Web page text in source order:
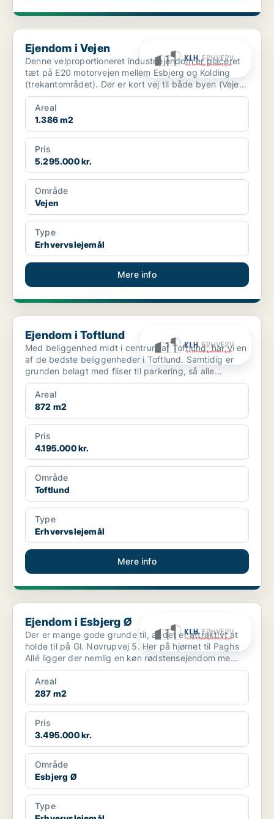
Ejendom i Vejen
Ejendom i Vejen
Denne velproportioneret industriejendom er placeret
tæt på E20 motorvejen mellem Esbjerg og Kolding
(trekantområdet). Der er kort vej til både byen (Vejen)
o...
Areal
1.386 m2
Pris
5.295.000 kr.
Område
Vejen
Type
Erhvervslejemål
Mere info
Ejendom i Toftlund
Ejendom i Toftlund
Med beliggenhed midt i centrum af Toftlund, har vi en
af de bedste beliggenheder i Toftlund. Samtidig er
grunden belagt med fliser til parkering, så alle...
Areal
872 m2
Pris
4.195.000 kr.
Område
Toftlund
Type
Erhvervslejemål
Mere info
Ejendom i Esbjerg Ø
Ejendom i Esbjerg Ø
Der er mange gode grunde til, at det er attraktivt at
holde til på Gl. Novrupvej 5. Her på hjørnet til Paghs
Allé ligger der nemlig en køn rødstensejendom me...
Areal
287 m2
Pris
3.495.000 kr.
Område
Esbjerg Ø
Type